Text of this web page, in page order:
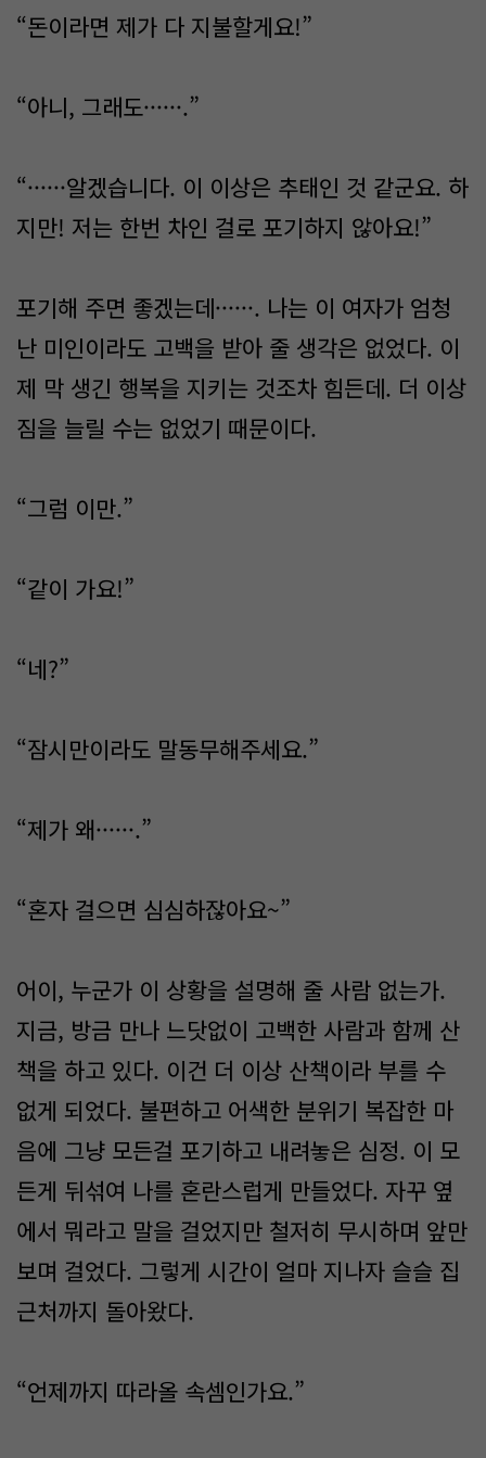
“돈이라면 제가 다 지불할게요!”
“아니, 그래도······.”
“······알겠습니다. 이 이상은 추태인 것 같군요. 하
지만! 저는 한번 차인 걸로 포기하지 않아요!”
포기해 주면 좋겠는데······. 나는 이 여자가 엄청
난 미인이라도 고백을 받아 줄 생각은 없었다. 이
제 막 생긴 행복을 지키는 것조차 힘든데. 더 이상
짐을 늘릴 수는 없었기 때문이다.
“그럼 이만.”
“같이 가요!”
“네?”
“잠시만이라도 말동무해주세요.”
“제가 왜······.”
“혼자 걸으면 심심하잖아요~”
어이, 누군가 이 상황을 설명해 줄 사람 없는가.
지금, 방금 만나 느닷없이 고백한 사람과 함께 산
책을 하고 있다. 이건 더 이상 산책이라 부를 수
없게 되었다. 불편하고 어색한 분위기 복잡한 마
음에 그냥 모든걸 포기하고 내려놓은 심정. 이 모
든게 뒤섞여 나를 혼란스럽게 만들었다. 자꾸 옆
에서 뭐라고 말을 걸었지만 철저히 무시하며 앞만
보며 걸었다. 그렇게 시간이 얼마 지나자 슬슬 집
근처까지 돌아왔다.
“언제까지 따라올 속셈인가요.”